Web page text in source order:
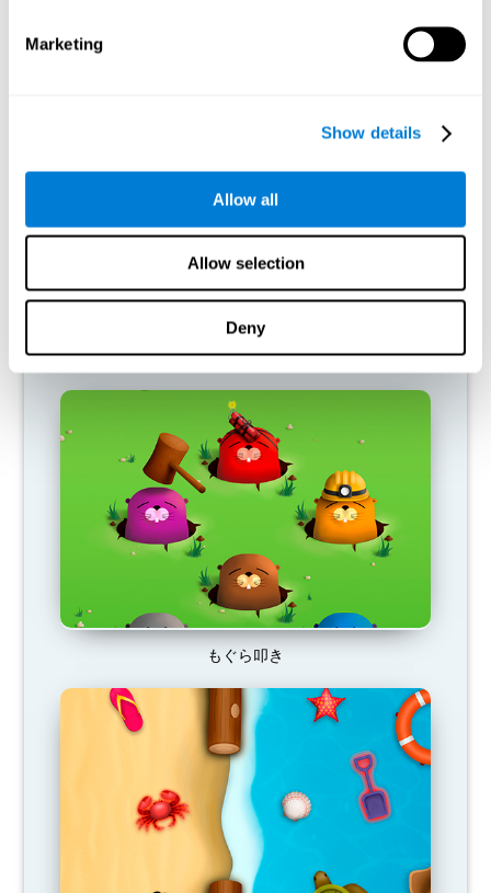
Marketing
Show details
Allow all
Allow selection
Deny
ガソリンスタンド
もぐら叩き